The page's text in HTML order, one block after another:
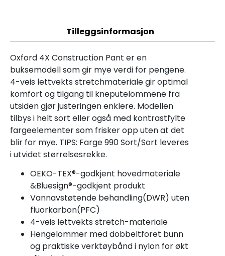
Tilleggsinformasjon
Oxford 4X Construction Pant er en
buksemodell som gir mye verdi for pengene.
4-veis lettvekts stretchmateriale gir optimal
komfort og tilgang til kneputelommene fra
utsiden gjør justeringen enklere. Modellen
tilbys i helt sort eller også med kontrastfylte
fargeelementer som frisker opp uten at det
blir for mye. TIPS: Farge 990 Sort/Sort leveres
i utvidet størrelsesrekke.
OEKO-TEX®-godkjent hovedmateriale
&Bluesign®-godkjent produkt
Vannavstøtende behandling(DWR) uten
fluorkarbon(PFC)
4-veis lettvekts stretch-materiale
Hengelommer med dobbeltforet bunn
og praktiske verktøybånd i nylon for økt